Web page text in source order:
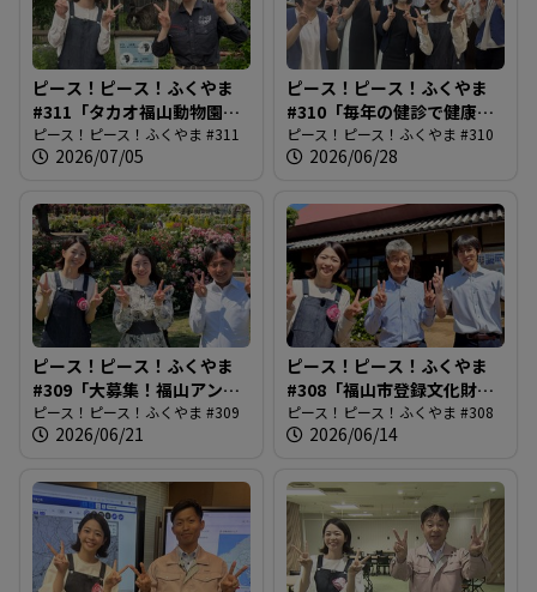
ピース！ピース！ふくやま
#311「タカオ福山動物園の4
種類の走鳥類」
ピース！ピース！ふくやま #311
2026/07/05
ピース！ピース！ふくやま
#310「毎年の健診で健康管
理」
ピース！ピース！ふくやま #310
2026/06/28
ピース！ピース！ふくやま
#309「大募集！福山アンバ
サダー」
ピース！ピース！ふくやま #309
2026/06/21
ピース！ピース！ふくやま
#308「福山市登録文化財制
度創設」
ピース！ピース！ふくやま #308
2026/06/14